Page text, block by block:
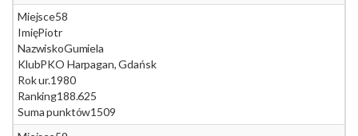
Miejsce58
ImięPiotr
NazwiskoGumiela
KlubPKO Harpagan, Gdańsk
Rok ur.1980
Ranking188.625
Suma punktów1509